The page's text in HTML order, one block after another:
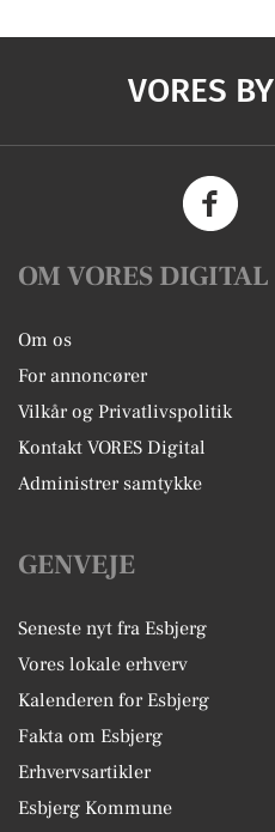
VORES BY
OM VORES DIGITAL
Om os
For annoncører
Vilkår og Privatlivspolitik
Kontakt VORES Digital
Administrer samtykke
GENVEJE
Seneste nyt fra Esbjerg
Vores lokale erhverv
Kalenderen for Esbjerg
Fakta om Esbjerg
Erhvervsartikler
Esbjerg Kommune